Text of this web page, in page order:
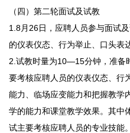
（四）第二轮面试及试教
1.8月26日，应聘人员参与面试
的仪表仪态、行为举止、口头表
2.试教时量为10—15分钟，准备
要考核应聘人员的仪表仪态、行
能力、临场应变能力和把握教学
学的能力和课堂教学效果。其中
试主要考核应聘人员的专业技能。